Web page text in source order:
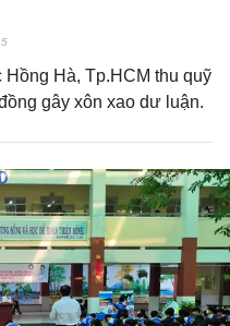
Hà, Tp.HCM thu quỹ
gây xôn xao dư luận.